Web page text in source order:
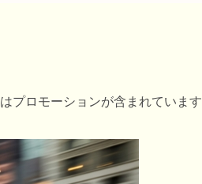
プロモーションが含まれています